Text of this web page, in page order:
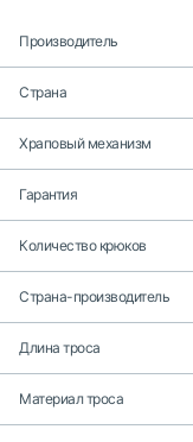
Производитель
Страна
Храповый механизм
Гарантия
Количество крюков
Страна-производитель
Длина троса
Материал троса